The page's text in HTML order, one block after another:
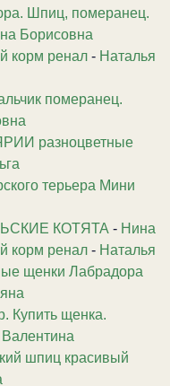
Шпиц, померанец.
Борисовна
корм ренал - Наталья
померанец.
разноцветные
терьера Мини
КОТЯТА - Нина
корм ренал - Наталья
щенки Лабрадора
Купить щенка.
Валентина
шпиц красивый